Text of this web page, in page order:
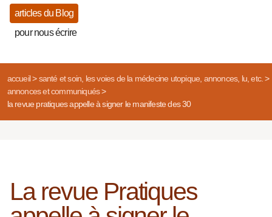
articles du Blog
pour nous écrire
accueil> santé et soin, les voies de la médecine utopique, annonces, lu, etc.>
annonces et communiqués>
la revue pratiques appelle à signer le manifeste des 30
La revue Pratiques